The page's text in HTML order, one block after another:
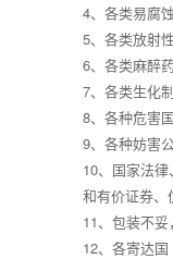
4、各类易腐
5、各类放射
6、各类麻醉
7、各类生化
8、各种危害
9、各种妨害
10、国家法
和有价证券、
11、包装不
12、各寄达